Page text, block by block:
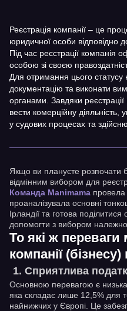
Реєстрація компанії – це
юридичної особи відповідно
Під час реєстрації компанія
особою зі своєю
Для отримання цього статусу
документацію та виконати
органами. Завдяки
вести комерційну діяльність,
у судових процесах та
Якщо ви плануєте розпочати
відмінним вибором для
Команда Manimama провела
проаналізувала основні
Ірландії та готова
допомогти з вибором
То які ж переваги
компанії (бізнесу)
Сприятлива
Основною перевагою є низька
яка складає лише 12,5% для
найнижчих у Європі. Це